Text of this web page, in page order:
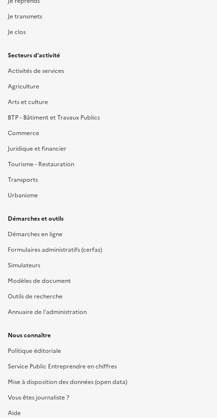
Je transmets
Je clos
Secteurs d'activité
Activités de services
Agriculture
Arts et culture
BTP - Bâtiment et Travaux Publics
Commerce
Juridique et financier
Tourisme - Restauration
Transports
Urbanisme
Démarches et outils
Démarches en ligne
Formulaires administratifs (cerfas)
Simulateurs
Modèles de document
Outils de recherche
Annuaire de l'administration
Nous connaître
Politique éditoriale
Service Public Entreprendre en chiffres
Mise à disposition des données (open data)
Vous êtes journaliste ?
Aide